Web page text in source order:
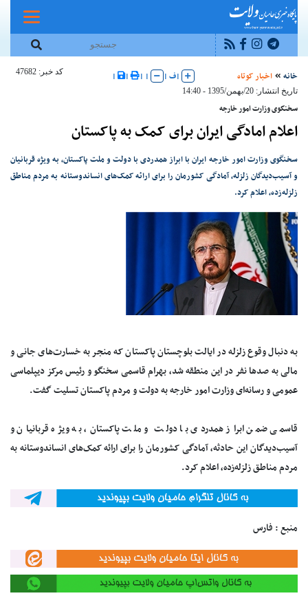
خانه اخبار کوتاه |ف |
|
|
|
|
کد خبر: 47682
تاریخ انتشار: 20/بهمن/1395 - 14:40
سخنگوی وزارت امور خارجه
اعلام امادگی ایران برای کمک به پاکستان
سخنگوی وزارت امور خارجه ایران با ابراز همدردی با دولت و ملت پاکستان، به ویژه قربانیان
و آسیب‌دیدگان زلزله، آمادگی کشورمان را برای ارائه کمک‌های انساندوستانه به مردم مناطق
زلزله‌زده، اعلام کرد.
به دنبال وقوع زلزله در ایالت بلوچستان پاکستان که منجر به خسارت‌های جانی و
مالی به صدها نفر در این منطقه شد، بهرام قاسمی سخنگو و رئیس مرکز دیپلماسی
عمومی و رسانه‌ای وزارت امور خارجه به دولت و مردم پاکستان تسلیت گفت.
قاسمی ضمن ابراز همدردی با دولت و ملت پاکستان، به ویژه قربانیان و
آسیب‌دیدگان این حادثه، آمادگی کشورمان را برای ارائه کمک‌های انساندوستانه به
مردم مناطق زلزله‌زده، اعلام کرد.
منبع : فارس